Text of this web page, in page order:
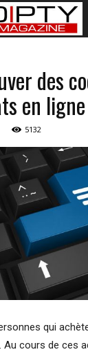
des
en
5132
qui
. Au cours de ces